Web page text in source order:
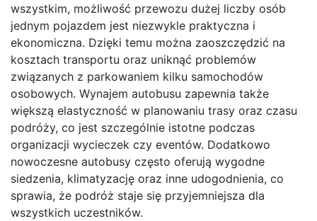
wszystkim, możliwość przewozu dużej liczby osób
jednym pojazdem jest niezwykle praktyczna i
ekonomiczna. Dzięki temu można zaoszczędzić na
kosztach transportu oraz uniknąć problemów
związanych z parkowaniem kilku samochodów
osobowych. Wynajem autobusu zapewnia także
większą elastyczność w planowaniu trasy oraz czasu
podróży, co jest szczególnie istotne podczas
organizacji wycieczek czy eventów. Dodatkowo
nowoczesne autobusy często oferują wygodne
siedzenia, klimatyzację oraz inne udogodnienia, co
sprawia, że podróż staje się przyjemniejsza dla
wszystkich uczestników.